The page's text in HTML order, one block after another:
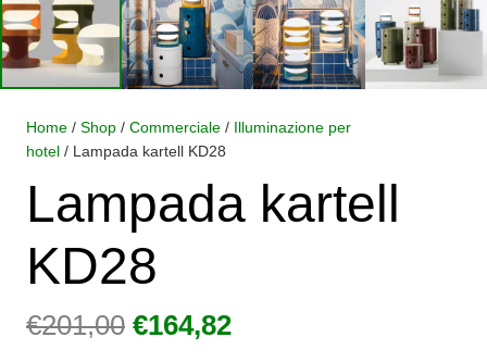
Home / Shop / Commerciale / Illuminazione per
hotel / Lampada kartell KD28
Lampada kartell
KD28
€201,00 Il
€164,82Il